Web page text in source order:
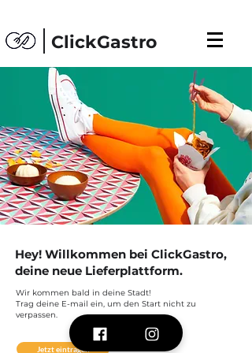
ClickGastro
Hey! Willkommen bei ClickGastro,
deine neue Lieferplattform.
Wir kommen bald in deine Stadt!
Trag deine E-mail ein, um den Start nicht zu
verpassen.
Jetzt eintragen